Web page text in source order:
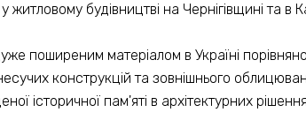
житловому будівництві на Чернігівщині та в
поширеним матеріалом в Україні
конструкцій та зовнішнього
історичної пам'яті в архітектурних